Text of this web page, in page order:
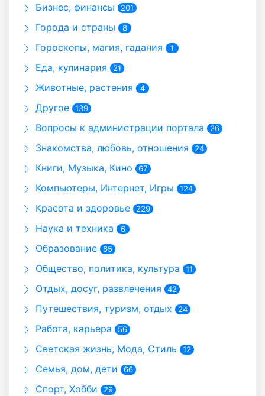
Бизнес, финансы 201
Города и страны 8
Гороскопы, магия, гадания 1
Еда, кулинария 21
Животные, растения 4
Другое 139
Вопросы к администрации портала 26
Знакомства, любовь, отношения 24
Книги, Музыка, Кино 67
Компьютеры, Интернет, Игры 124
Красота и здоровье 229
Наука и техника 6
Образование 65
Общество, политика, культура 11
Отдых, досуг, развлечения 42
Путешествия, туризм, отдых 24
Работа, карьера 56
Светская жизнь, Мода, Стиль 12
Семья, дом, дети 66
Спорт, Хобби 29